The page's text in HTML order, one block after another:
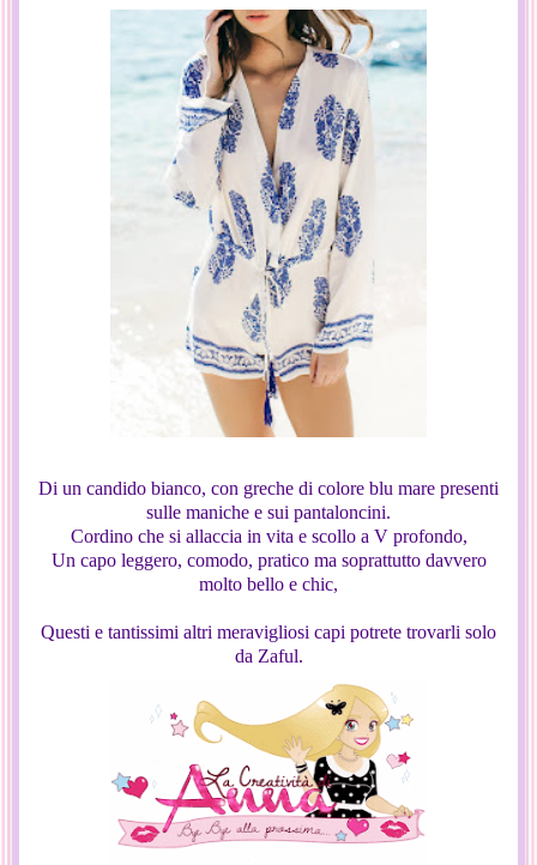
Di un candido bianco, con greche di colore blu mare presenti
sulle maniche e sui pantaloncini.
Cordino che si allaccia in vita e scollo a V profondo,
Un capo leggero, comodo, pratico ma soprattutto davvero
molto bello e chic,
Questi e tantissimi altri meravigliosi capi potrete trovarli solo
da Zaful.